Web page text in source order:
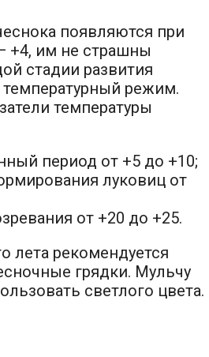
появляются при
+4, им не страшны
стадии развития
режим.
температуры
период от +5 до +10;
луковиц от
от +20 до +25.
лета рекомендуется
грядки. Мульчу
светлого цвета.